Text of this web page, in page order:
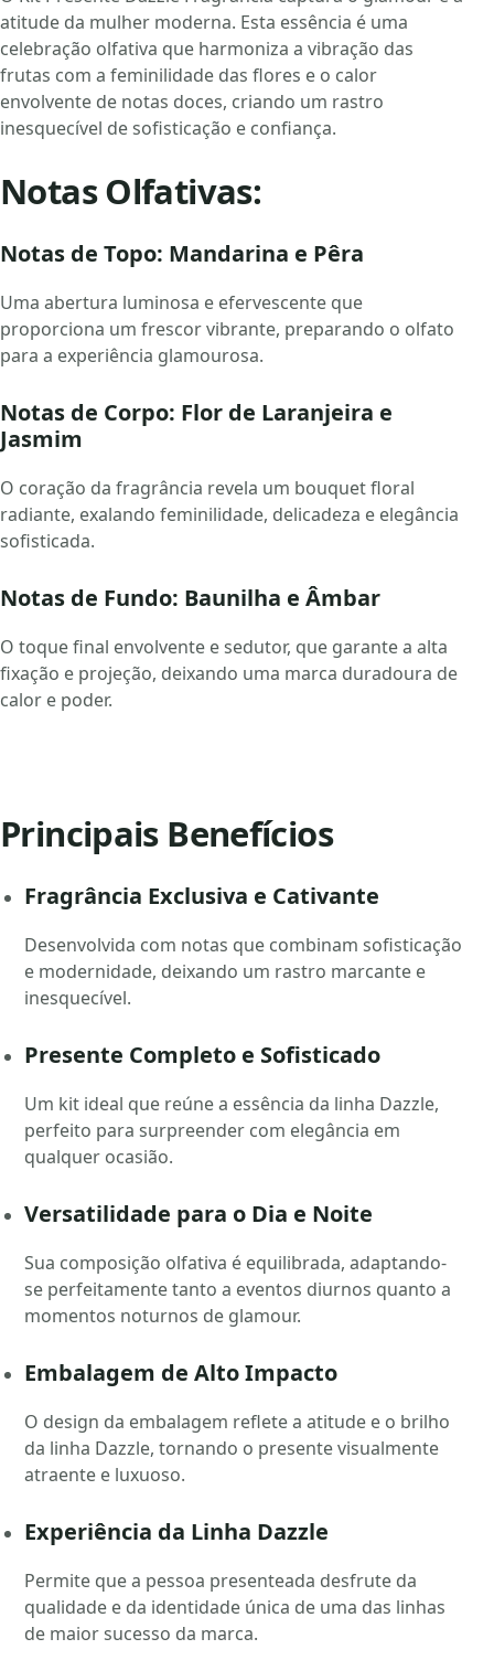
atitude da mulher moderna. Esta essência é uma
celebração olfativa que harmoniza a vibração das
frutas com a feminilidade das flores e o calor
envolvente de notas doces, criando um rastro
inesquecível de sofisticação e confiança.
Notas Olfativas:
Notas de Topo: Mandarina e Pêra
Uma abertura luminosa e efervescente que
proporciona um frescor vibrante, preparando o olfato
para a experiência glamourosa.
Notas de Corpo: Flor de Laranjeira e
Jasmim
O coração da fragrância revela um bouquet floral
radiante, exalando feminilidade, delicadeza e elegância
sofisticada.
Notas de Fundo: Baunilha e Âmbar
O toque final envolvente e sedutor, que garante a alta
fixação e projeção, deixando uma marca duradoura de
calor e poder.
Principais Benefícios
Fragrância Exclusiva e Cativante
Desenvolvida com notas que combinam sofisticação
e modernidade, deixando um rastro marcante e
inesquecível.
Presente Completo e Sofisticado
Um kit ideal que reúne a essência da linha Dazzle,
perfeito para surpreender com elegância em
qualquer ocasião.
Versatilidade para o Dia e Noite
Sua composição olfativa é equilibrada, adaptando-
se perfeitamente tanto a eventos diurnos quanto a
momentos noturnos de glamour.
Embalagem de Alto Impacto
O design da embalagem reflete a atitude e o brilho
da linha Dazzle, tornando o presente visualmente
atraente e luxuoso.
Experiência da Linha Dazzle
Permite que a pessoa presenteada desfrute da
qualidade e da identidade única de uma das linhas
de maior sucesso da marca.